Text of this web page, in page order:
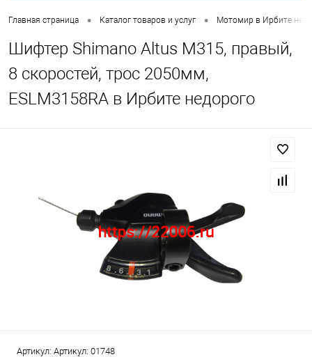
Главная страница • Каталог товаров и услуг • Мотомир в Ирбите
Шифтер Shimano Altus M315, правый,
8 скоростей, трос 2050мм,
ESLM3158RA в Ирбите недорого
Артикул: Артикул: 01748